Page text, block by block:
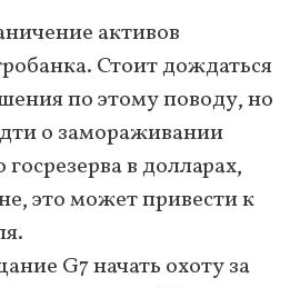
активов
Стоит дождаться
по этому поводу, но
о замораживании
госрезерва в долларах,
это может привести к
G7 начать охоту за